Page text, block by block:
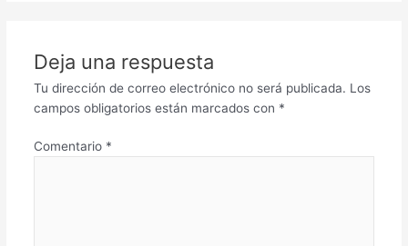
Deja una respuesta
Tu dirección de correo electrónico no será publicada. Los
campos obligatorios están marcados con *
Comentario *